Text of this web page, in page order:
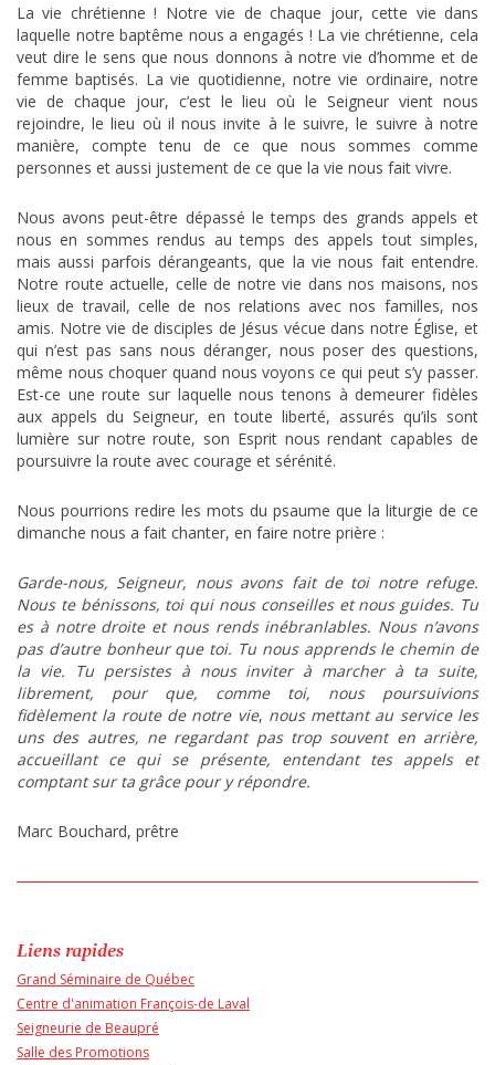
La vie chrétienne ! Notre vie de chaque jour, cette vie dans
laquelle notre baptême nous a engagés ! La vie chrétienne, cela
veut dire le sens que nous donnons à notre vie d’homme et de
femme baptisés. La vie quotidienne, notre vie ordinaire, notre
vie de chaque jour, c’est le lieu où le Seigneur vient nous
rejoindre, le lieu où il nous invite à le suivre, le suivre à notre
manière, compte tenu de ce que nous sommes comme
personnes et aussi justement de ce que la vie nous fait vivre.
Nous avons peut-être dépassé le temps des grands appels et
nous en sommes rendus au temps des appels tout simples,
mais aussi parfois dérangeants, que la vie nous fait entendre.
Notre route actuelle, celle de notre vie dans nos maisons, nos
lieux de travail, celle de nos relations avec nos familles, nos
amis. Notre vie de disciples de Jésus vécue dans notre Église, et
qui n’est pas sans nous déranger, nous poser des questions,
même nous choquer quand nous voyons ce qui peut s’y passer.
Est-ce une route sur laquelle nous tenons à demeurer fidèles
aux appels du Seigneur, en toute liberté, assurés qu’ils sont
lumière sur notre route, son Esprit nous rendant capables de
poursuivre la route avec courage et sérénité.
Nous pourrions redire les mots du psaume que la liturgie de ce
dimanche nous a fait chanter, en faire notre prière :
Garde-nous, Seigneur, nous avons fait de toi notre refuge.
Nous te bénissons, toi qui nous conseilles et nous guides. Tu
es à notre droite et nous rends inébranlables. Nous n’avons
pas d’autre bonheur que toi. Tu nous apprends le chemin de
la vie. Tu persistes à nous inviter à marcher à ta suite,
librement, pour que, comme toi, nous poursuivions
fidèlement la route de notre vie, nous mettant au service les
uns des autres, ne regardant pas trop souvent en arrière,
accueillant ce qui se présente, entendant tes appels et
comptant sur ta grâce pour y répondre.
Marc Bouchard, prêtre
Liens rapides
Grand Séminaire de Québec
Centre d'animation François-de Laval
Seigneurie de Beaupré
Salle des Promotions